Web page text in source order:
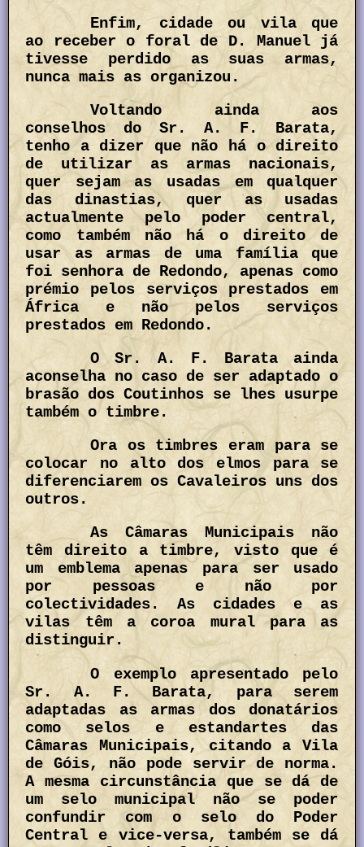
Enfim, cidade ou vila que
ao receber o foral de D. Manuel já
tivesse perdido as suas armas,
nunca mais as organizou.
Voltando ainda aos
conselhos do Sr. A. F. Barata,
tenho a dizer que não há o direito
de utilizar as armas nacionais,
quer sejam as usadas em qualquer
das dinastias, quer as usadas
actualmente pelo poder central,
como também não há o direito de
usar as armas de uma família que
foi senhora de Redondo, apenas como
prémio pelos serviços prestados em
África e não pelos serviços
prestados em Redondo.
O Sr. A. F. Barata ainda
aconselha no caso de ser adaptado o
brasão dos Coutinhos se lhes usurpe
também o timbre.
Ora os timbres eram para se
colocar no alto dos elmos para se
diferenciarem os Cavaleiros uns dos
outros.
As Câmaras Municipais não
têm direito a timbre, visto que é
um emblema apenas para ser usado
por pessoas e não por
colectividades. As cidades e as
vilas têm a coroa mural para as
distinguir.
O exemplo apresentado pelo
Sr. A. F. Barata, para serem
adaptadas as armas dos donatários
como selos e estandartes das
Câmaras Municipais, citando a Vila
de Góis, não pode servir de norma.
A mesma circunstância que se dá de
um selo municipal não se poder
confundir com o selo do Poder
Central e vice-versa, também se dá